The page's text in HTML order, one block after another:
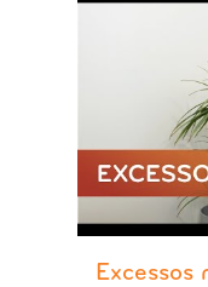
Excessos